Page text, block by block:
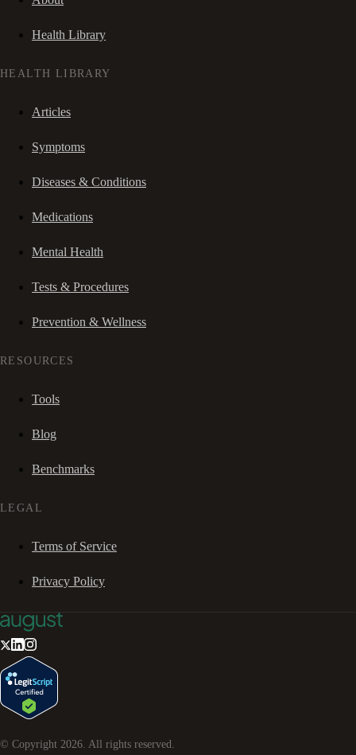
Health Library
HEALTH LIBRARY
Articles
Symptoms
Diseases & Conditions
Medications
Mental Health
Tests & Procedures
Prevention & Wellness
RESOURCES
Tools
Blog
Benchmarks
LEGAL
Terms of Service
Privacy Policy
© Copyright 2026. All rights reserved.